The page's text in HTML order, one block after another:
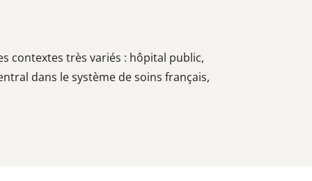
contextes très variés : hôpital public,
dans le système de soins français,